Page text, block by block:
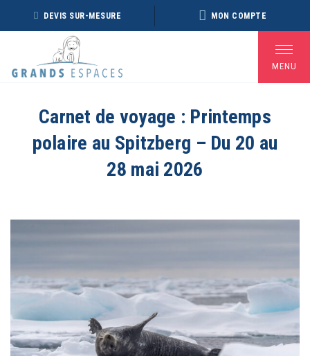
Panneau de gestion des cookies
BROCHURE RÉVEILLON
BROCHURE ARCTIQUE
2027 – NOUVELLE
VERSION
DEVIS SUR-MESURE MON COMPTE
MENU
Carnet de voyage : Printemps
polaire au Spitzberg – Du 20 au
28 mai 2026